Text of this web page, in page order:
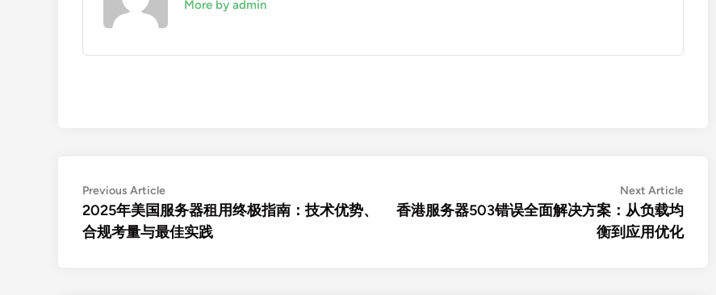
More by admin
文
章
导
Previous ArticlePrevious
article:
2025年美国服务器租用终极指南：技术优势、
合规考量与最佳实践
Next ArticleNext
article:
香港服务器503错误全面解决方案：从负载均
衡到应用优化